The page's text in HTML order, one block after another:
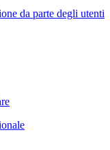
da parte degli utenti